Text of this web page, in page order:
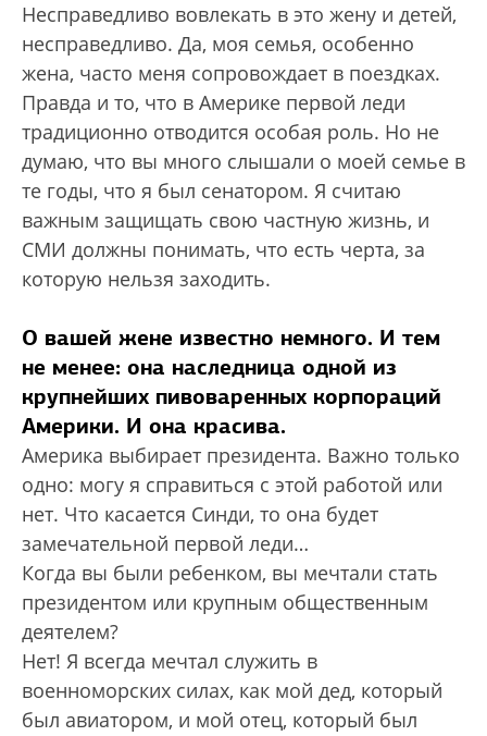
Несправедливо вовлекать в это жену и детей,
несправедливо. Да, моя семья, особенно
жена, часто меня сопровождает в поездках.
Правда и то, что в Америке первой леди
традиционно отводится особая роль. Но не
думаю, что вы много слышали о моей семье в
те годы, что я был сенатором. Я считаю
важным защищать свою частную жизнь, и
СМИ должны понимать, что есть черта, за
которую нельзя заходить.
О вашей жене известно немного. И тем
не менее: она наследница одной из
крупнейших пивоваренных корпораций
Америки. И она красива.
Америка выбирает президента. Важно только
одно: могу я справиться с этой работой или
нет. Что касается Синди, то она будет
замечательной первой леди…
Когда вы были ребенком, вы мечтали стать
президентом или крупным общественным
деятелем?
Нет! Я всегда мечтал служить в
военноморских силах, как мой дед, который
был авиатором, и мой отец, который был